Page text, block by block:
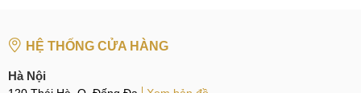
HỆ THỐNG CỬA HÀNG
Hà Nội